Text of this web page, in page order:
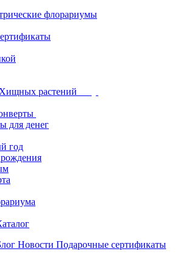
флорариумы
растений
для денег
год
Новости Подарочные сертификаты